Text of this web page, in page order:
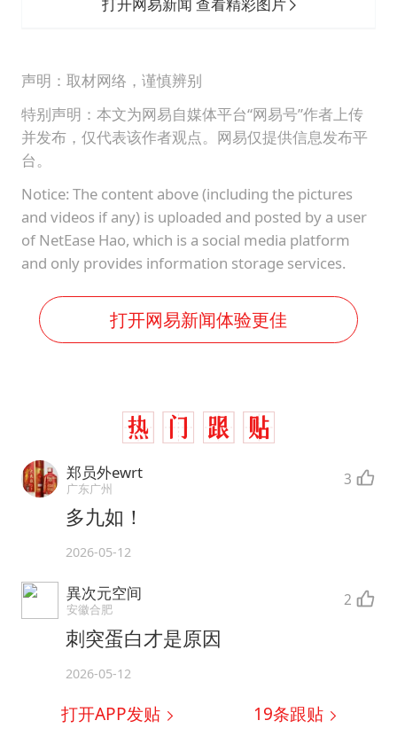
声明：取材网络，谨慎辨别
特别声明：本文为网易自媒体平台“网易号”作者上传
并发布，仅代表该作者观点。网易仅提供信息发布平
台。
Notice: The content above (including the pictures
and videos if any) is uploaded and posted by a user
of NetEase Hao, which is a social media platform
and only provides information storage services.
打开网易新闻体验更佳
郑员外ewrt
广东广州 3
多九如！
2026-05-12
異次元空间
安徽合肥 2
刺突蛋白才是原因
2026-05-12
打开APP发贴 19条跟贴